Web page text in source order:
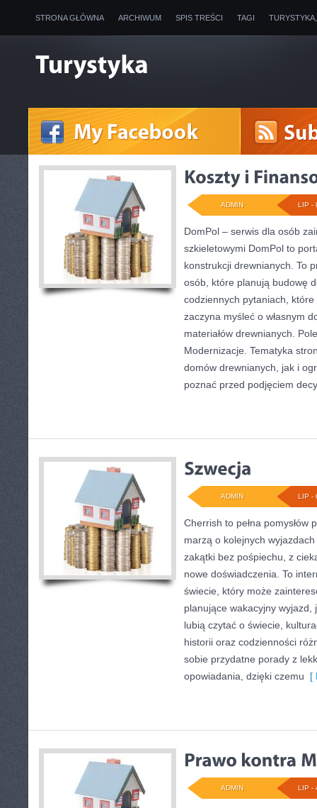
STRONA GŁÓWNA ARCHIWUM SPIS TREŚCI TAGI
LIP -
ADMIN
DomPol – serwis dla osób
szkieletowymi DomPol to
konstrukcji drewnianych. To
osób, które planują budowę
codziennych pytaniach,
zaczyna myśleć o własnym
materiałów drewnianych.
Modernizacje. Tematyka
domów drewnianych, jak i
poznać przed podjęciem
LIP -
ADMIN
Cherrish to pełna pomysłów
marzą o kolejnych
zakątki bez pośpiechu, z
nowe doświadczenia. To
świecie, który może
planujące wakacyjny
lubią czytać o świecie,
historii oraz codzienności
sobie przydatne porady z
opowiadania, dzięki czemu [
LIP -
ADMIN